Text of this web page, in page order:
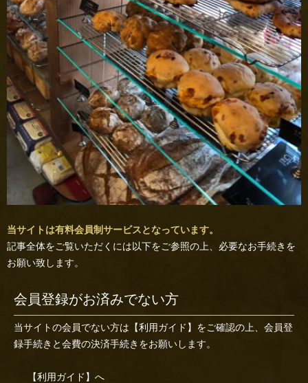
当サイトは有料会員制サービスとなっています。
記事全体をご覧いただくには以下をご参照の上、必要なお手続きを
お願い致します。
会員登録がお済みでない方
当サイトの会員でない方は 【利用ガイド】 をご確認の上、会員登
録手続きと会費の決済手続きをお願いします。
【利用ガイド】へ